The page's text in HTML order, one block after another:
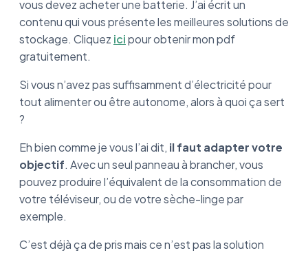
vous devez acheter une batterie. J’ai écrit un
contenu qui vous présente les meilleures solutions de
stockage. Cliquez icipour obtenir mon pdf
gratuitement.
Si vous n’avez pas suffisamment d’électricité pour
tout alimenter ou être autonome, alors à quoi ça sert
?
Eh bien comme je vous l’ai dit, il faut adapter votre
objectif. Avec un seul panneau à brancher, vous
pouvez produire l’équivalent de la consommation de
votre téléviseur, ou de votre sèche-linge par
exemple.
C’est déjà ça de pris mais ce n’est pas la solution